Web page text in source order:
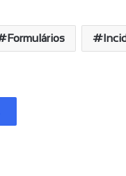
Formulários